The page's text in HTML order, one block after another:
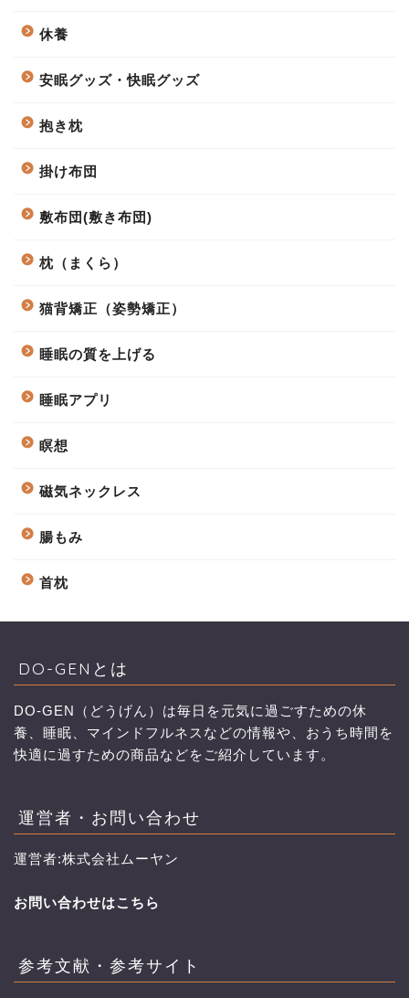
休養
安眠グッズ・快眠グッズ
抱き枕
掛け布団
敷布団(敷き布団)
枕（まくら）
猫背矯正（姿勢矯正）
睡眠の質を上げる
睡眠アプリ
瞑想
磁気ネックレス
腸もみ
首枕
DO-GENとは
DO-GEN（どうげん）は毎日を元気に過ごすための休
養、睡眠、マインドフルネスなどの情報や、おうち時間を
快適に過すための商品などをご紹介しています。
運営者・お問い合わせ
運営者:株式会社ムーヤン
お問い合わせはこちら
参考文献・参考サイト